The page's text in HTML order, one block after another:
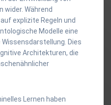
Während
explizite Regeln und
Modelle eine
Dies
Architekturen, die
Lernen haben